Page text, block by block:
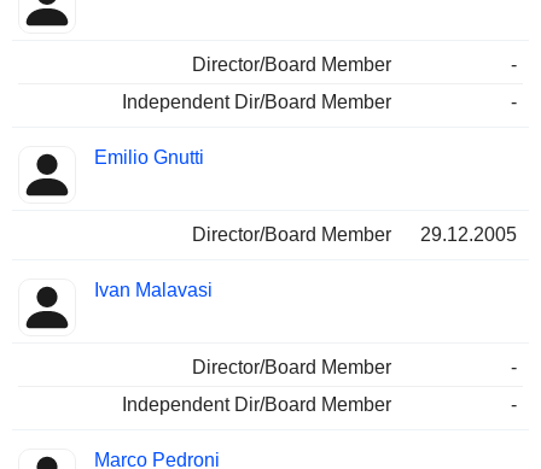
Director/Board Member
-
Independent Dir/Board Member
-
Emilio Gnutti
Director/Board Member 29.12.2005
Ivan Malavasi
Director/Board Member
-
Independent Dir/Board Member
-
Marco Pedroni